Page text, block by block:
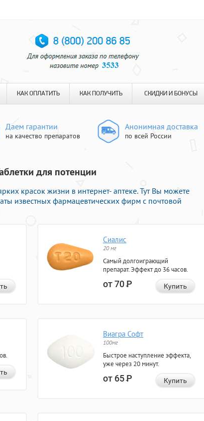
КАК ОПЛАТИТЬ КАК ПОЛУЧИТЬ СКИДКИ И БОНУСЫ
Даем гарантии
на качество препаратов
Анонимная доставка
по всей России
для потенции
красок жизни в интернет- аптеке. Тут Вы можете
известных фармацевтических фирм с почтовой
Сиалис
20 мг
Самый долгоиграющий
препарат. Эффект до 36 часов.
от 70Р Купить
Виагра Софт
100мг
Быстрое наступление эффекта,
уже через 20 минут.
от 65Р Купить